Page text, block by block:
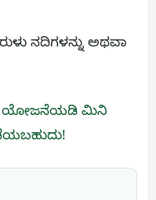
ನದಿಗಳನ್ನು ಅಥವಾ
ಯೋಜನೆಯಡಿ ಮಿನಿ